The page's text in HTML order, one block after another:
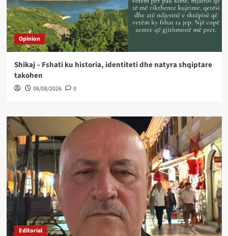
Opinion
Shikaj – Fshati ku historia, identiteti dhe natyra shqiptare
takohen
08/08/2026 0
Editorial